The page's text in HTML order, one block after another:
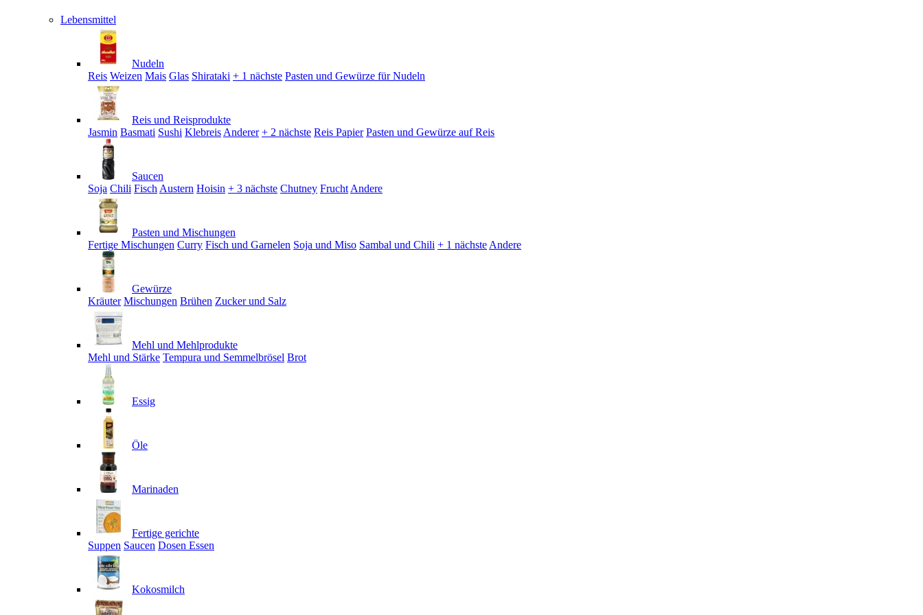
Lebensmittel
Nudeln
Reis Weizen Mais Glas Shirataki + 1 nächste Pasten und Gewürze für Nudeln
Reis und Reisprodukte
Jasmin Basmati Sushi Klebreis Anderer + 2 nächste Reis Papier Pasten und Gewürze auf Reis
Saucen
Soja Chili Fisch Austern Hoisin + 3 nächste Chutney Frucht Andere
Pasten und Mischungen
Fertige Mischungen Curry Fisch und Garnelen Soja und Miso Sambal und Chili + 1 nächste Andere
Gewürze
Kräuter Mischungen Brühen Zucker und Salz
Mehl und Mehlprodukte
Mehl und Stärke Tempura und Semmelbrösel Brot
Essig
Öle
Marinaden
Fertige gerichte
Suppen Saucen Dosen Essen
Kokosmilch